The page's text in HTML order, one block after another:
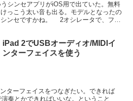
シンセアプリがiOS用で出ていた。無料
っこう太い音も出る。モデルとなったの
シンセですかね。 2オシレータで、フィ
iPad 2でUSBオーディオ/MIDIイ
ンターフェイスを使う
ターフェイスをつなぎたい。できれば
奏とかできればいいな。ということ